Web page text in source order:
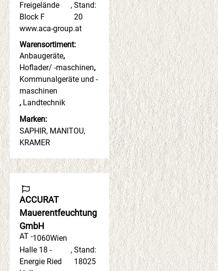
Freigelände
Block F
, Stand:
20
www.aca-group.at
Warensortiment:
Anbaugeräte,
Hoflader/ -maschinen,
Kommunalgeräte und -
maschinen
, Landtechnik
Marken:
SAPHIR, MANITOU,
KRAMER
ACCURAT
Mauerentfeuchtung
GmbH
AT -1060Wien
Halle 18 -
Energie Ried
, Stand:
18025